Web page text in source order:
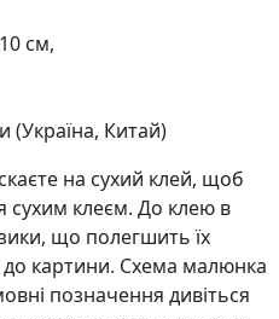
см,
(Україна, Китай)
на сухий клей, щоб
сухим клеєм. До клею в
що полегшить їх
картини. Схема малюнка
позначення дивіться